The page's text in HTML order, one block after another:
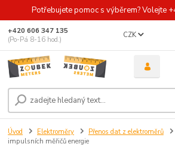
Potřebujete pomoc s výběrem? Volejte
CZK
+420 606 347 135
(Po-Pá 8-16 hod.)
Úvod Elektroměry Přenos dat z elektroměrů
impulsních měřičů energie